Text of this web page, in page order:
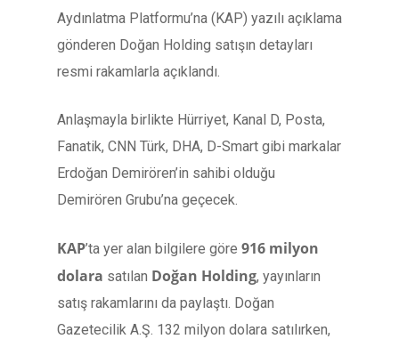
Aydınlatma Platformu’na (KAP) yazılı açıklama
gönderen Doğan Holding satışın detayları
resmi rakamlarla açıklandı.
Anlaşmayla birlikte Hürriyet, Kanal D, Posta,
Fanatik, CNN Türk, DHA, D-Smart gibi markalar
Erdoğan Demirören’in sahibi olduğu
Demirören Grubu’na geçecek.
KAP’ta yer alan bilgilere göre 916 milyon
dolara satılan Doğan Holding, yayınların
satış rakamlarını da paylaştı. Doğan
Gazetecilik A.Ş. 132 milyon dolara satılırken,